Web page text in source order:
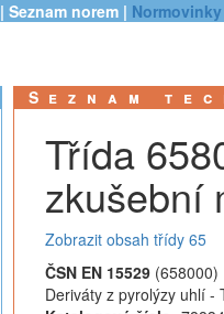
| Seznam norem |
Seznam
Třída
zkušební
Zobrazit obsah třídy 65
ČSN EN 15529(658000)
Deriváty z pyrolýzy uhlí -